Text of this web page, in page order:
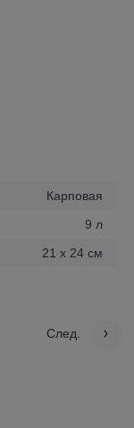
Карповая
9 л
21 x 24 см
След.